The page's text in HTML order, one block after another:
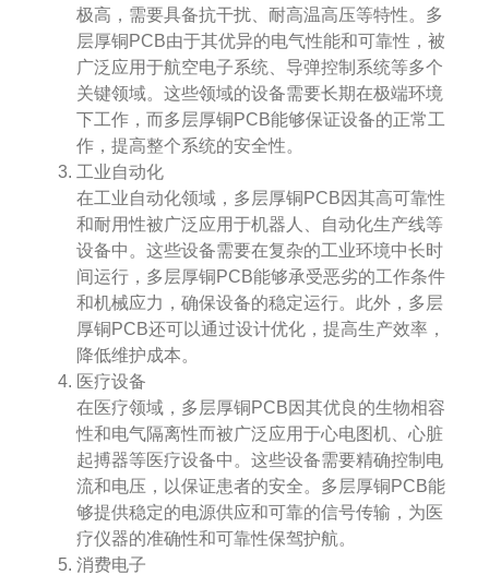
极高，需要具备抗干扰、耐高温高压等特性。多
层厚铜PCB由于其优异的电气性能和可靠性，被
广泛应用于航空电子系统、导弹控制系统等多个
关键领域。这些领域的设备需要长期在极端环境
下工作，而多层厚铜PCB能够保证设备的正常工
作，提高整个系统的安全性。
工业自动化
在工业自动化领域，多层厚铜PCB因其高可靠性
和耐用性被广泛应用于机器人、自动化生产线等
设备中。这些设备需要在复杂的工业环境中长时
间运行，多层厚铜PCB能够承受恶劣的工作条件
和机械应力，确保设备的稳定运行。此外，多层
厚铜PCB还可以通过设计优化，提高生产效率，
降低维护成本。
医疗设备
在医疗领域，多层厚铜PCB因其优良的生物相容
性和电气隔离性而被广泛应用于心电图机、心脏
起搏器等医疗设备中。这些设备需要精确控制电
流和电压，以保证患者的安全。多层厚铜PCB能
够提供稳定的电源供应和可靠的信号传输，为医
疗仪器的准确性和可靠性保驾护航。
消费电子